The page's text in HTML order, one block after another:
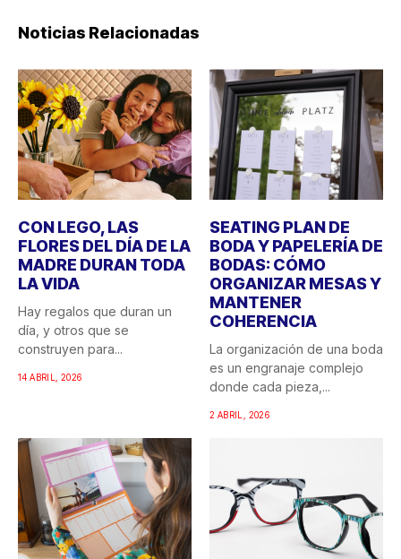
Noticias Relacionadas
CON LEGO, LAS
FLORES DEL DÍA DE LA
MADRE DURAN TODA
LA VIDA
Hay regalos que duran un
día, y otros que se
construyen para...
14 ABRIL, 2026
SEATING PLAN DE
BODA Y PAPELERÍA DE
BODAS: CÓMO
ORGANIZAR MESAS Y
MANTENER
COHERENCIA
La organización de una boda
es un engranaje complejo
donde cada pieza,...
2 ABRIL, 2026